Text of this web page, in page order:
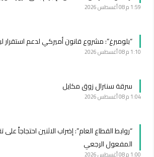
1:59 م 08 أغسطس 2026
“بلومبرغ”: مشروع قانون أميركي لدعم استقرار
1:10 م 08 أغسطس 2026
سرقة سنترال زوق مكايل
1:04 م 08 أغسطس 2026
“روابط القطاع العام”: إضراب الاثنين احتجاجاً
المفعول الرجعي
1:00 م 08 أغسطس 2026